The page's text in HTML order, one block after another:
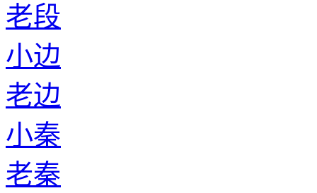
老段
小边
老边
小秦
老秦